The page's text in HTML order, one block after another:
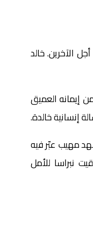
الآخرين. خالد
إيمانه العميق
إنسانية خالدة.
مهيب عبّر فيه
نبراسا للأمل